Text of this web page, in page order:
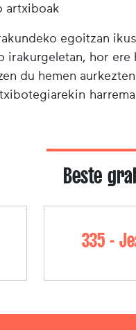
artxiboak
egoitzan
hor ere
du hemen
Beste
335 -